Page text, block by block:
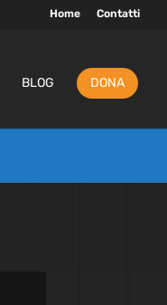
Home Contatti
BLOG DONA